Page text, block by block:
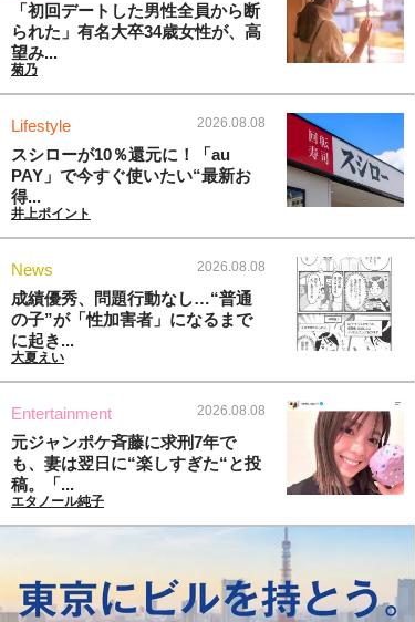
「初回デートした男性全員から断
られた」有名大卒34歳女性が、高
望み...
菊乃
Lifestyle 2026.08.08
スシローが10％還元に！「au
PAY」で今すぐ使いたい“最新お
得...
井上ポイント
News 2026.08.08
成績優秀、問題行動なし…“普通
の子”が「性加害者」になるまで
に起き...
大夏えい
Entertainment 2026.08.08
元ジャンポケ斉藤に求刑7年で
も、妻は翌日に“楽しすぎた“と投
稿。「...
エタノール純子